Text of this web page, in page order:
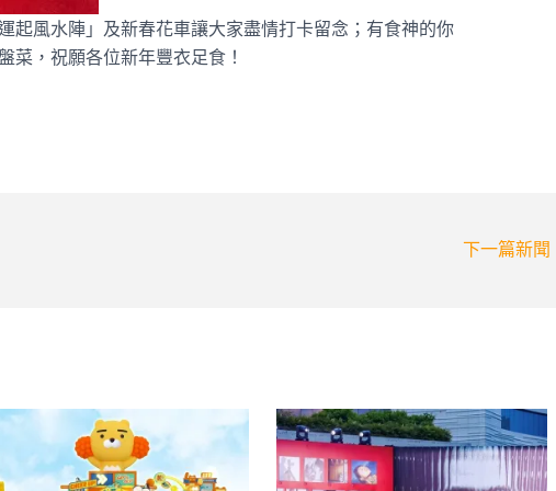
起風水陣」及新春花車讓大家盡情打卡留念；有食神的你
菜，祝願各位新年豐衣足食！
下一篇新聞